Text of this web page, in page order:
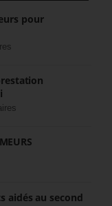
pour
aidés au second